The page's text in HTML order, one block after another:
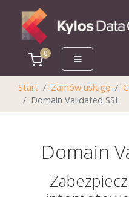
0
Koszyk
Start Zamów usługę
Domain Validated SSL
Domain